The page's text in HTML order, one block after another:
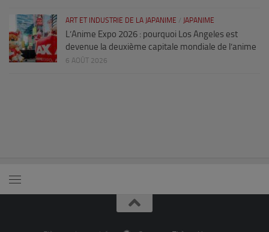
ART ET INDUSTRIE DE LA JAPANIME / JAPANIME
L’Anime Expo 2026 : pourquoi Los Angeles est
devenue la deuxième capitale mondiale de l’anime
6 AOÛT 2026